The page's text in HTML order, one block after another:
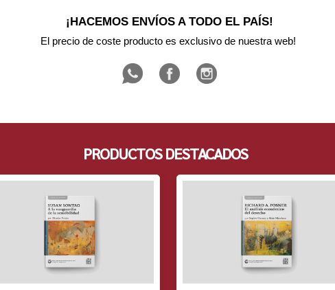
¡HACEMOS ENVÍOS A TODO EL PAÍS!
El precio de coste producto es exclusivo de nuestra web!
PRODUCTOS DESTACADOS